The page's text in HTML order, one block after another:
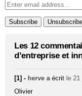
Les 12
d’entreprise et
[1] - herve a écrit le
Olivier